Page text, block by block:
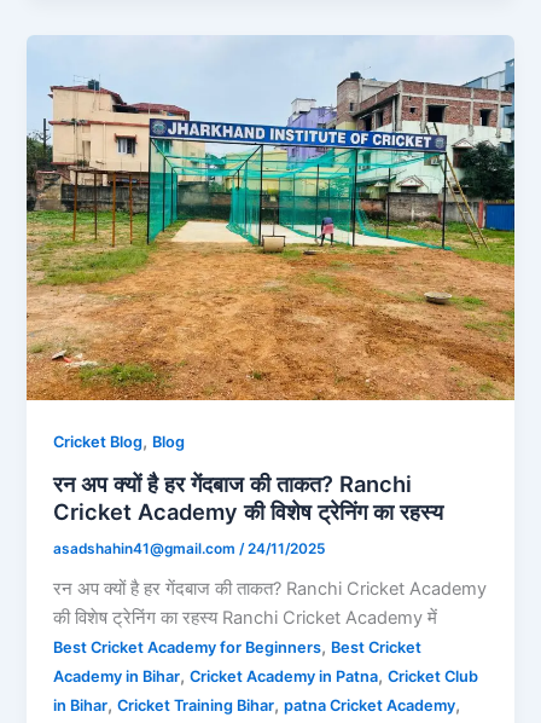
Cricket Blog, Blog
रन अप क्यों है हर गेंदबाज की ताकत? Ranchi
Cricket Academy की विशेष ट्रेनिंग का रहस्य
asadshahin41@gmail.com/24/11/2025
रन अप क्यों है हर गेंदबाज की ताकत? Ranchi Cricket Academy
की विशेष ट्रेनिंग का रहस्य Ranchi Cricket Academy में
Best Cricket Academy for Beginners, Best Cricket
Academy in Bihar,Cricket Academy in Patna,Cricket Club
in Bihar,Cricket Training Bihar,patna Cricket Academy,